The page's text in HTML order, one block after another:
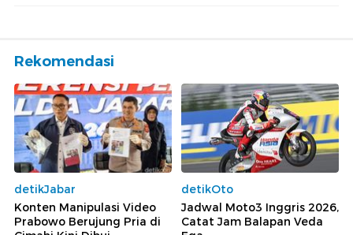
Rekomendasi
detikJabar
Konten Manipulasi Video
Prabowo Berujung Pria di
detikOto
Jadwal Moto3 Inggris 2026,
Catat Jam Balapan Veda